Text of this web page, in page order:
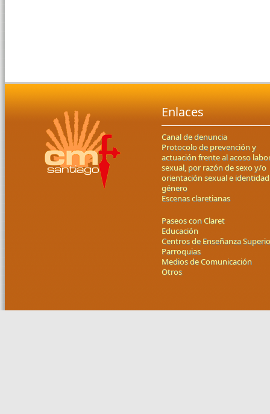
Enlaces
Canal de denuncia
Protocolo de prevención y
actuación frente al acoso
sexual, por razón de sexo y/o
orientación sexual e
género
Escenas claretianas
Paseos con Claret
Educación
Centros de Enseñanza
Parroquias
Medios de Comunicación
Otros